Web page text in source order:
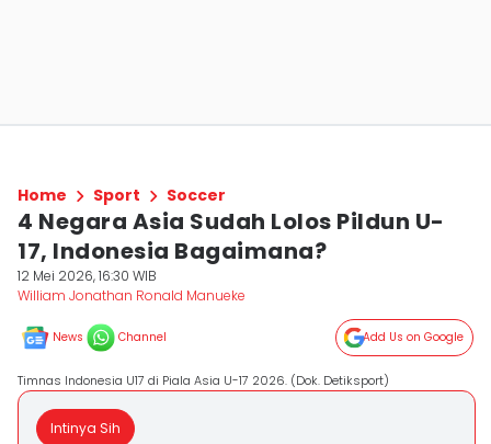
Home Sport Soccer
4 Negara Asia Sudah Lolos Pildun U-
17, Indonesia Bagaimana?
12 Mei 2026, 16:30 WIB
William Jonathan Ronald Manueke
News Channel Add Us on Google
Timnas Indonesia U17 di Piala Asia U-17 2026. (Dok. Detiksport)
Intinya Sih